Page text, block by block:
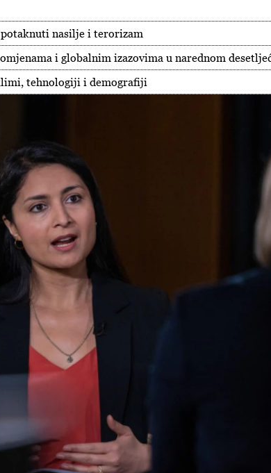
nasilje i terorizam
i globalnim izazovima u narednom
tehnologiji i demografiji